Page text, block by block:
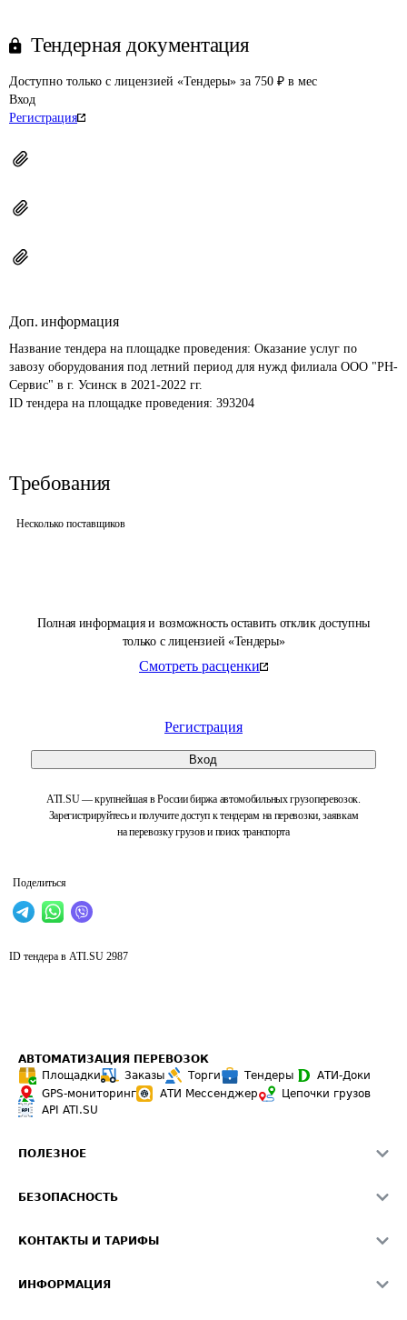
Полная информация и возможность оставить отклик доступны
только с лицензией «Тендеры»
Смотреть расценки
Регистрация
Вход
ATI.SU — крупнейшая в России биржа автомобильных грузоперевозок.
Зарегистрируйтесь и получите доступ к тендерам на перевозки, заявкам
на перевозку грузов и поиск транспорта
Поделиться
Тендерная документация
Доступно только с лицензией «Тендеры» за 750 ₽ в мес
Вход
Регистрация
Доп. информация
Название тендера на площадке проведения: Оказание услуг по
завозу оборудования под летний период для нужд филиала ООО "РН-
Сервис" в г. Усинск в 2021-2022 гг.
ID тендера на площадке проведения: 393204
Требования
Несколько поставщиков
ID тендера в ATI.SU 2987
АВТОМАТИЗАЦИЯ ПЕРЕВОЗОК
Площадки
Заказы Торги Тендеры
АТИ-Доки
GPS-мониторинг
АТИ Мессенджер
Цепочки грузов
API ATI.SU
ПОЛЕЗНОЕ
Звезды ATI.SU на вашем сайте
Средние ставки
БЕЗОПАСНОСТЬ
Светофор+
КОНТАКТЫ И ТАРИФЫ
ИНФОРМАЦИЯ